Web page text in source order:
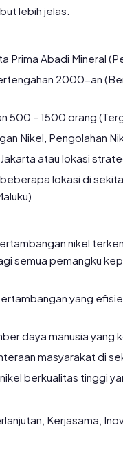
lebih jelas.
Prima Abadi Mineral
2000-an
500 – 1500 orang
Nikel, Pengolahan
atau lokasi
lokasi di
nikel
semua pemangku
yang
daya manusia yang
masyarakat di
berkualitas tinggi
Kerjasama,